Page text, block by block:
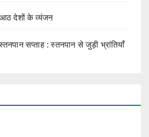
आठ देशों के व्यंजन
सप्ताह : स्तनपान से जुड़ी भ्रांतियाँ